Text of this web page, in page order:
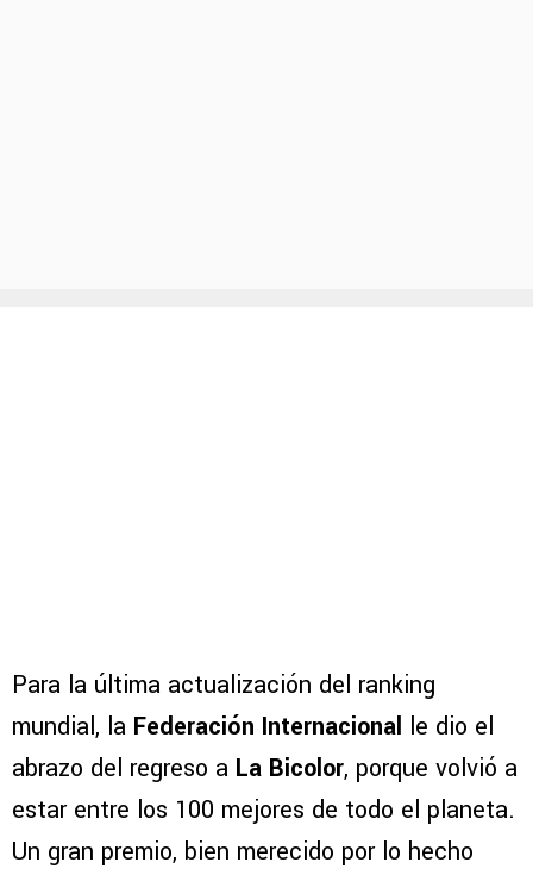
Para la última actualización del ranking
mundial, la Federación Internacional le dio el
abrazo del regreso a La Bicolor, porque volvió a
estar entre los 100 mejores de todo el planeta.
Un gran premio, bien merecido por lo hecho